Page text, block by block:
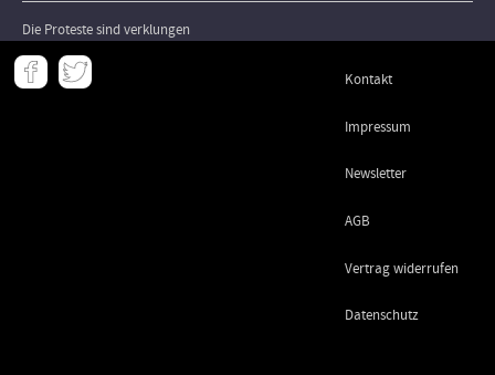
Die Proteste sind verklungen
Meta
- Kontakt
Impressum
Newsletter
AGB
Vertrag widerrufen
Datenschutz